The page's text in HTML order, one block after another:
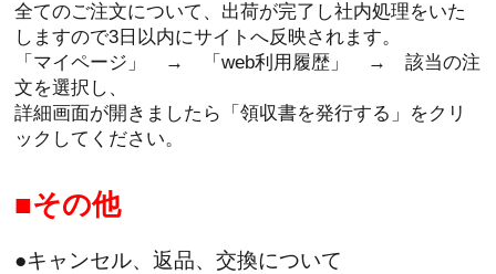
全てのご注文について、出荷が完了し社内処理をいた
しますので3日以内にサイトへ反映されます。
「マイページ」 → 「web利用履歴」 → 該当の注
文を選択し、
詳細画面が開きましたら「領収書を発行する」をクリ
ックしてください。
その他
●キャンセル、返品、交換について